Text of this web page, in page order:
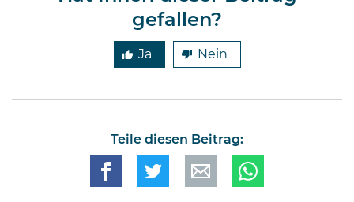
gefallen?
Ja Nein
Teile diesen Beitrag: